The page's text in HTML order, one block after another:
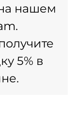
нашем
5% в